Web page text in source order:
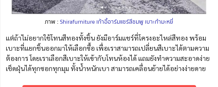
ภาพ :Shirafurniture เก้าอี้อาร์มแชร์สีชมพู เบาะกำมะหยี่
แต่ถ้าไม่อยากใช้โทนสีทองทั้งชิ้น ยังมีอาร์มแชร์ที่โครงอะไหล่สีทอง พร้อม
เบาะที่แยกชิ้นออกมาให้เลือกซื้อ เพื่อเราสามารถเปลี่ยนสีเบาะได้ตามความ
ต้องการ โดยเราเลือกสีเบาะให้เข้ากับโทนห้องได้ แถมยังทำความสะอาดง่าย
เช็ดฝุ่นได้ทุกซอกทุกมุม ทั้งน้ำหนักเบา สามารถเคลื่อนย้ายได้อย่างง่ายดาย